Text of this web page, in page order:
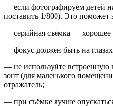
— если фотографируем детей
поставить 1/800). Это поможет
— серийная съёмка — хорошее
— фокус должен быть на
— не используйте встроенную
зонт (для маленького
отражатель;
— при съёмке лучше